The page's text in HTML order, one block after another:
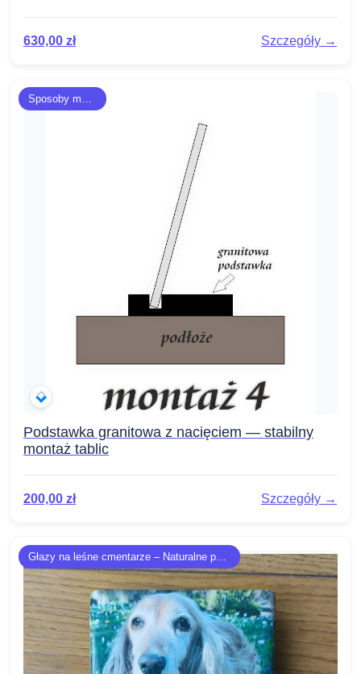
630,00 zł Szczegóły →
Sposoby montażu
Podstawka granitowa z nacięciem — stabilny
montaż tablic
200,00 zł Szczegóły →
Głazy na leśne cmentarze – Naturalne pomniki